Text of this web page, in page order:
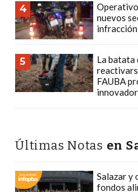
CREAR
UNA
TIENDA
ONLINE:
¿CUÁL
ES
CHANGUITO.COM.AR,
TIENDA
4
nuevos
infracción
5
La batata
FAUBA
Últimas Notas en
Salazar y
fondos